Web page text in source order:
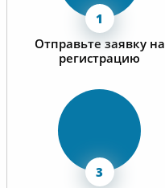
Отправьте заявку на
регистрацию